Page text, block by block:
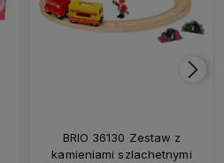
BRIO 36130 Zestaw z
kamieniami szlachetnymi